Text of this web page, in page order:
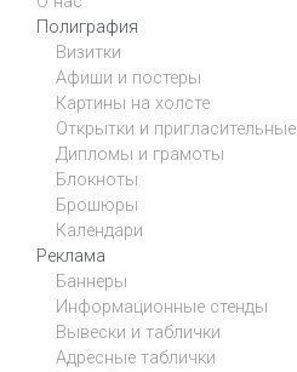
Полиграфия
Визитки
Афиши и постеры
Картины на холсте
Открытки и пригласительные
Дипломы и грамоты
Блокноты
Брошюры
Календари
Реклама
Баннеры
Информационные стенды
Вывески и таблички
Адресные таблички